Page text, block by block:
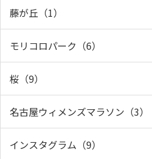
藤が丘（1）
モリコロパーク（6）
桜（9）
名古屋ウィメンズマラソン（3）
インスタグラム（9）